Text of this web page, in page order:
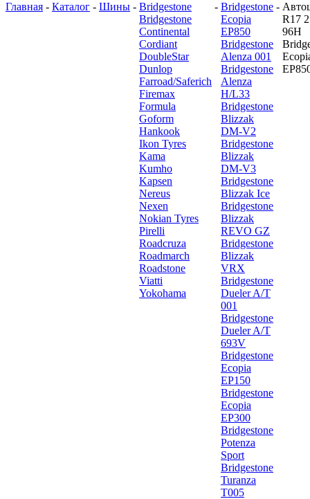
Главная - Каталог - Шины - Bridgestone
Bridgestone
Continental
Cordiant
DoubleStar
Dunlop
Farroad/Saferich
Firemax
Formula
Goform
Hankook
Ikon Tyres
Kama
Kumho
Kapsen
Nereus
Nexen
Nokian Tyres
Pirelli
Roadcruza
Roadmarch
Roadstone
Viatti
Yokohama
- Bridgestone
Ecopia
EP850
Bridgestone
Alenza 001
Bridgestone
Alenza
H/L33
Bridgestone
Blizzak
DM-V2
Bridgestone
Blizzak
DM-V3
Bridgestone
Blizzak Ice
Bridgestone
Blizzak
REVO GZ
Bridgestone
Blizzak
VRX
Bridgestone
Dueler A/T
001
Bridgestone
Dueler A/T
693V
Bridgestone
Ecopia
EP150
Bridgestone
Ecopia
EP300
Bridgestone
Potenza
Sport
Bridgestone
Turanza
T005
-
R17
96H